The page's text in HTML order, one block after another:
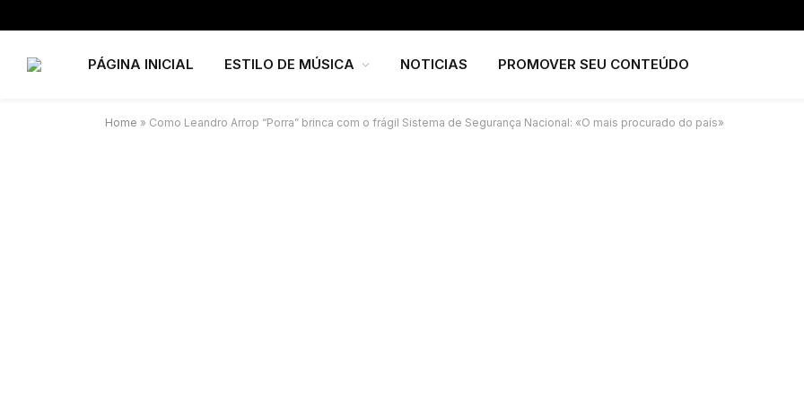
PÁGINA INICIAL ESTILO DE MÚSICA NOTICIAS PROMOVER SEU CONTEÚDO
Home » Como Leandro Arrop “Porra” brinca com o frágil Sistema de Segurança Nacional: «O mais procurado do país»